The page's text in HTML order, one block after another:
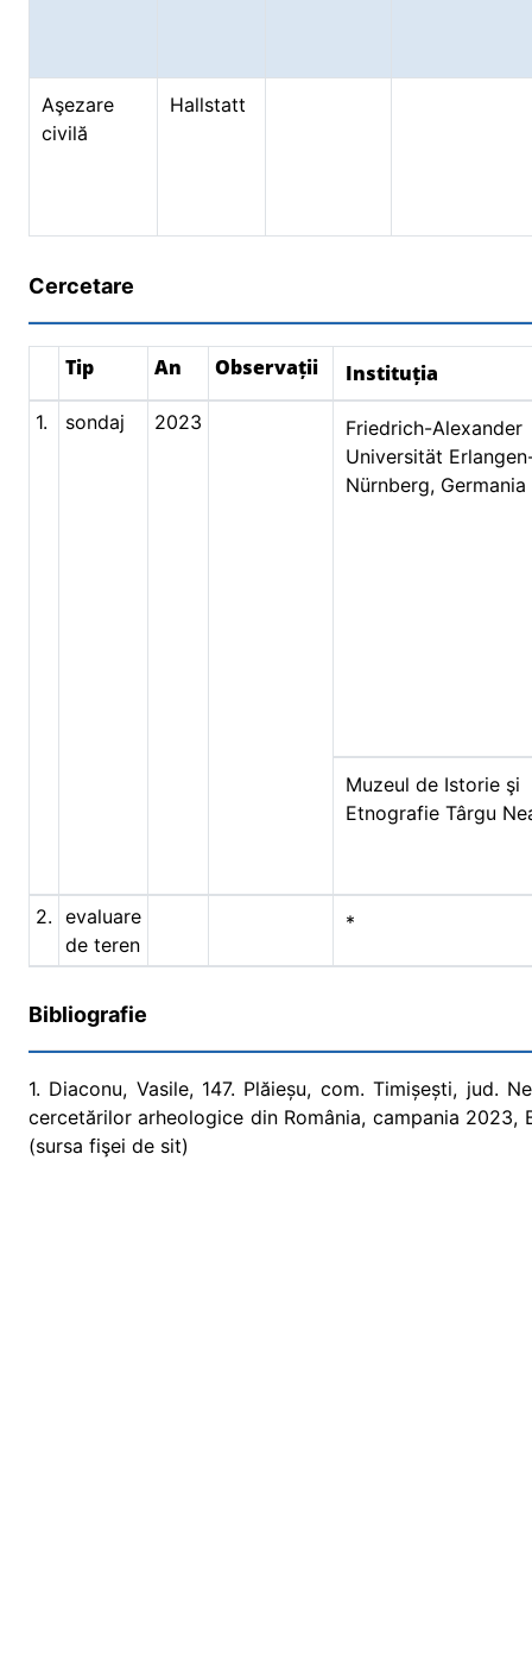
Aşezare
civilă
Hallstatt
Cercetare
Tip An Observații Instituția
1. sondaj 2023
Friedrich-Alexander
Universität
Nürnberg, Germania
Muzeul de Istorie şi
Etnografie Târgu
2. evaluare
de teren
*
Bibliografie
1. Diaconu, Vasile, 147. Plăieșu, com. Timișești, jud.
cercetărilor arheologice din România, campania
(sursa fişei de sit)